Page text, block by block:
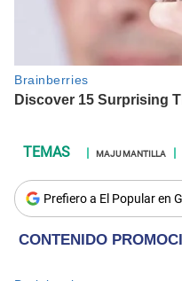
MAJU MANTILLA
Prefiero a El Popular en